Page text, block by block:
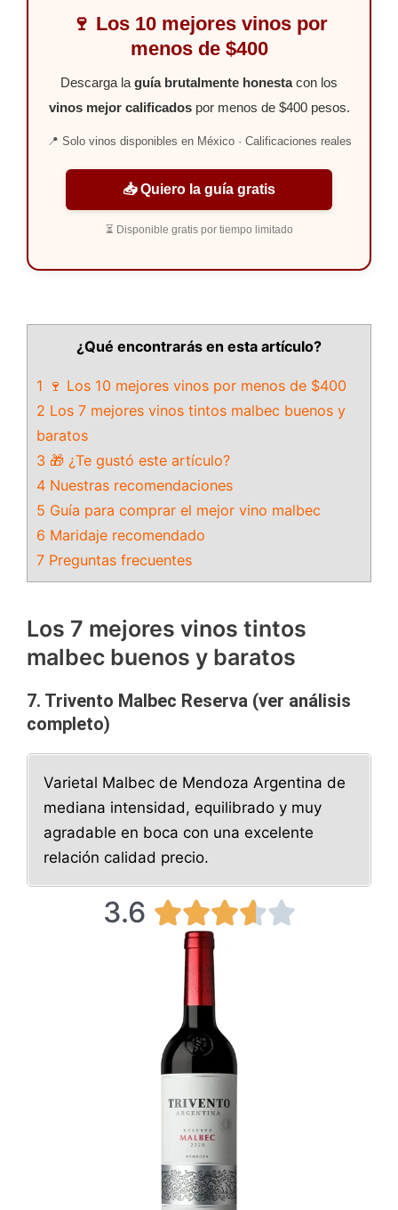
🍷 Los 10 mejores vinos por
menos de $400
Descarga la guía brutalmente honestacon los
vinos mejor calificadospor menos de $400 pesos.
📍 Solo vinos disponibles en México · Calificaciones reales
📥 Quiero la guía gratis
⏳ Disponible gratis por tiempo limitado
¿Qué encontrarás en esta artículo?
1 🍷 Los 10 mejores vinos por menos de $400
2 Los 7 mejores vinos tintos malbec buenos y
baratos
3 🎁 ¿Te gustó este artículo?
4 Nuestras recomendaciones
5 Guía para comprar el mejor vino malbec
6 Maridaje recomendado
7 Preguntas frecuentes
Los 7 mejores vinos tintos
malbec buenos y baratos
7. Trivento Malbec Reserva (ver análisis
completo)
Varietal Malbec de Mendoza Argentina de
mediana intensidad, equilibrado y muy
agradable en boca con una excelente
relación calidad precio.
3.6 3